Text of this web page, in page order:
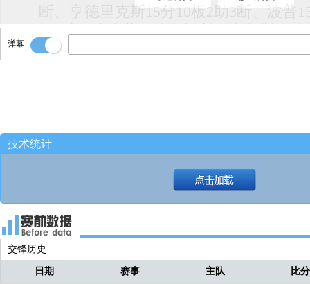
断、亨德里克斯15分10板2助3断、波普
板2助、小皮蓬11分4助4断、韦尔斯10分
板、李凯尔8分4板2断2帽、斯莫尔8分3
西瓜 全场比赛结束！！！
西瓜 就这么没了！！
西瓜 结束了！！
给梅尔顿！！
弹幕
技术统计
交锋历史
日期 赛事 主队 比分